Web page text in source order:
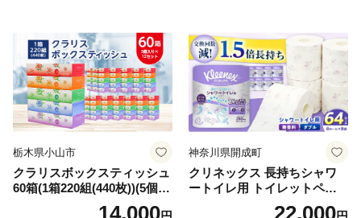
倶知安町 日用品
栃木県小山市
クラリスボックスティッシュ
60箱(1箱220組(440枚))(5個入
り×12セット)【1256759】
神奈川県開成町
クリネックス 長持ちシャワ
ートイレ用 トイレットペー
パー（ダブル）64ロール(8ロ